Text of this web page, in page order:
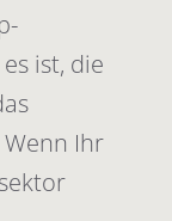
ist, die
Ihr